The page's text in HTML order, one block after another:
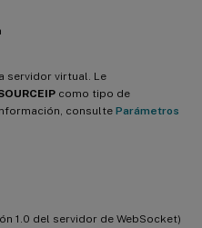
servidor virtual. Le
como tipo de
consulte Parámetros
1.0 del servidor de WebSocket)